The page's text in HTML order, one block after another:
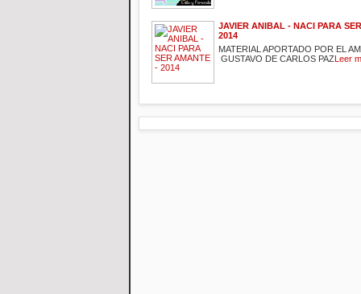
JAVIER ANIBAL - NACI PARA
2014
MATERIAL APORTADO POR EL
GUSTAVO DE CARLOS PAZLeer